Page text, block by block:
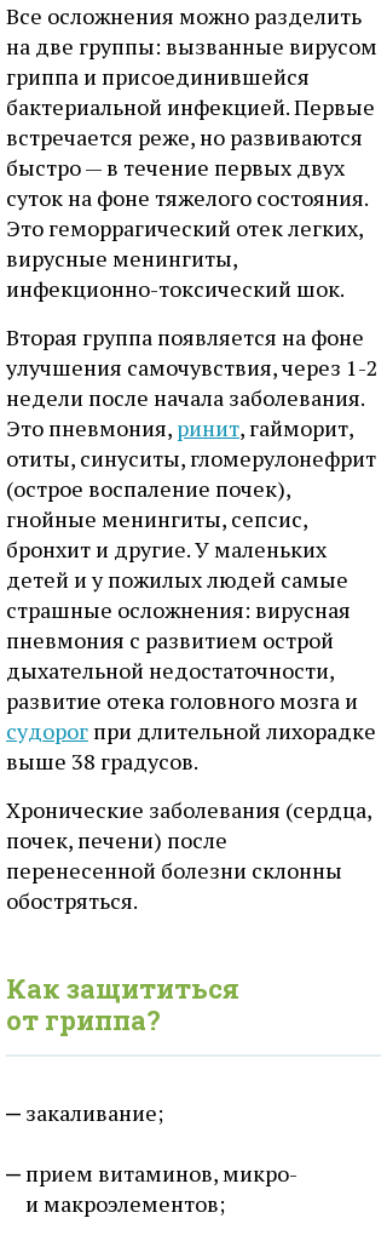
Все осложнения можно разделить
на две группы: вызванные вирусом
гриппа и присоединившейся
бактериальной инфекцией. Первые
встречается реже, но развиваются
быстро — в течение первых двух
суток на фоне тяжелого состояния.
Это геморрагический отек легких,
вирусные менингиты,
инфекционно-токсический шок.
Вторая группа появляется на фоне
улучшения самочувствия, через 1-2
недели после начала заболевания.
Это пневмония, ринит, гайморит,
отиты, синуситы, гломерулонефрит
(острое воспаление почек),
гнойные менингиты, сепсис,
бронхит и другие. У маленьких
детей и у пожилых людей самые
страшные осложнения: вирусная
пневмония с развитием острой
дыхательной недостаточности,
развитие отека головного мозга и
судорог при длительной лихорадке
выше 38 градусов.
Хронические заболевания (сердца,
почек, печени) после
перенесенной болезни склонны
обостряться.
Как защититься
от гриппа?
закаливание;
прием витаминов, микро-
и макроэлементов;